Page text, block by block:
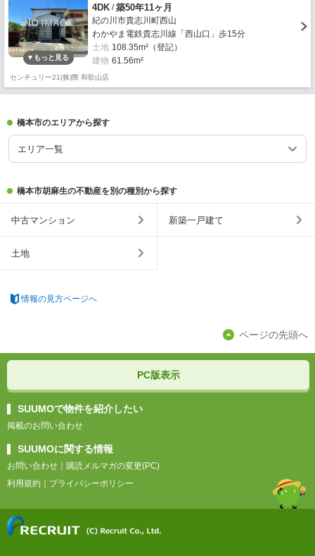
4DK /築50年11ヶ月
紀の川市貴志川町西山
わかやま電鉄貴志川線「西山口」歩15分
土地 108.35m²（登記）
建物 61.56m²
センチュリー21(株)際 和歌山店
橋本市のエリアから探す
エリア一覧
橋本市胡麻生の不動産を別の種別から探す
中古マンション 新築一戸建て
土地
情報の見方ページへ
ページの先頭へ
PC版表示
SUUMOで物件を紹介したい
掲載のお問い合わせ
SUUMOに関する情報
お問い合わせ
購読メルマガの変更(PC)
利用規約
プライバシーポリシー